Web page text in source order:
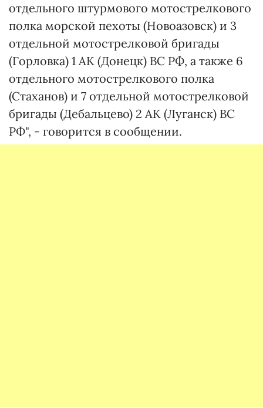
отдельного штурмового мотострелкового
полка морской пехоты (Новоазовск) и 3
отдельной мотострелковой бригады
(Горловка) 1 АК (Донецк) ВС РФ, а также 6
отдельного мотострелкового полка
(Стаханов) и 7 отдельной мотострелковой
бригады (Дебальцево) 2 АК (Луганск) ВС
РФ", - говорится в сообщении.